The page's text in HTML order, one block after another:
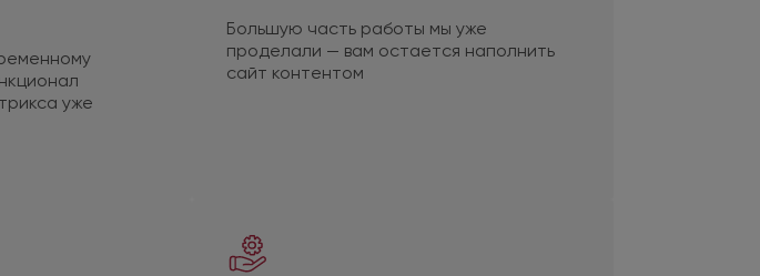
уже
Большую часть работы мы уже
проделали — вам остается наполнить
сайт контентом